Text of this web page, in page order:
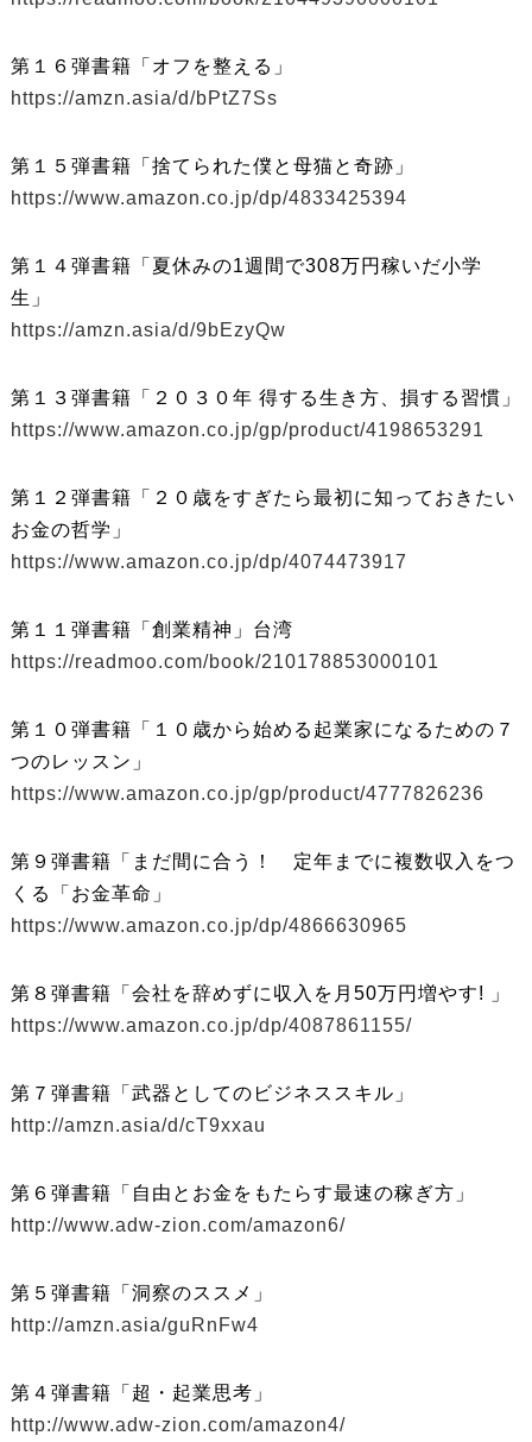
第１６弾書籍「オフを整える」
https://amzn.asia/d/bPtZ7Ss
第１５弾書籍「捨てられた僕と母猫と奇跡」
https://www.amazon.co.jp/dp/4833425394
第１４弾書籍「夏休みの1週間で308万円稼いだ小学
生」
https://amzn.asia/d/9bEzyQw
第１３弾書籍「２０３０年 得する生き方、損する習慣」
https://www.amazon.co.jp/gp/product/4198653291
第１２弾書籍「２０歳をすぎたら最初に知っておきたい
お金の哲学」
https://www.amazon.co.jp/dp/4074473917
第１１弾書籍「創業精神」台湾
https://readmoo.com/book/210178853000101
第１０弾書籍「１０歳から始める起業家になるための７
つのレッスン」
https://www.amazon.co.jp/gp/product/4777826236
第９弾書籍「まだ間に合う！ 定年までに複数収入をつ
くる「お金革命」
https://www.amazon.co.jp/dp/4866630965
第８弾書籍「会社を辞めずに収入を月50万円増やす! 」
https://www.amazon.co.jp/dp/4087861155/
第７弾書籍「武器としてのビジネススキル」
http://amzn.asia/d/cT9xxau
第６弾書籍「自由とお金をもたらす最速の稼ぎ方」
http://www.adw-zion.com/amazon6/
第５弾書籍「洞察のススメ」
http://amzn.asia/guRnFw4
第４弾書籍「超・起業思考」
http://www.adw-zion.com/amazon4/